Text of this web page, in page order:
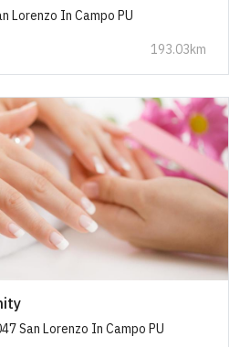
Lorenzo In Campo PU
193.03km
San Lorenzo In Campo PU